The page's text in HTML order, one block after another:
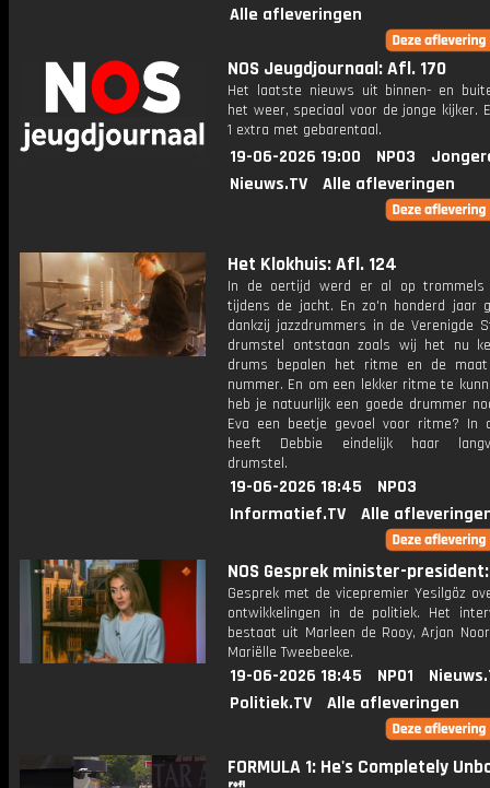
Alle afleveringen
NOS Jeugdjournaal: Afl. 170
Het laatste nieuws uit binnen- en
het weer, speciaal voor de jonge kijker.
1 extra met gebarentaal.
19-06-2026 19:00 NPO3
Nieuws.TV
Alle afleveringen
Het Klokhuis: Afl. 124
In de oertijd werd er al op trommels
tijdens de jacht. En zo'n honderd jaar
dankzij jazzdrummers in de Verenigde
drumstel ontstaan zoals wij het nu
drums bepalen het ritme en de
nummer. En om een lekker ritme te
heb je natuurlijk een goede drummer
Eva een beetje gevoel voor ritme? In
heeft Debbie eindelijk haar
drumstel.
19-06-2026 18:45
NPO3
Informatief.TV
Alle
NOS Gesprek minister-
Gesprek met de vicepremier Yesilgöz
ontwikkelingen in de politiek. Het
bestaat uit Marleen de Rooy, Arjan
Mariëlle Tweebeeke.
19-06-2026 18:45 NPO1
Politiek.TV
Alle afleveringen
FORMULA 1: He's Completely